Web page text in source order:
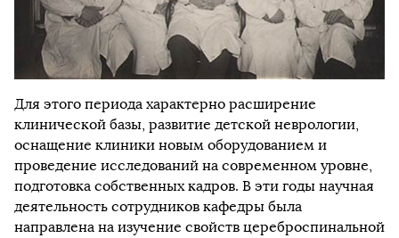
Для этого периода характерно расширение
клинической базы, развитие детской неврологии,
оснащение клиники новым оборудованием и
проведение исследований на современном уровне,
подготовка собственных кадров. В эти годы научная
деятельность сотрудников кафедры была
направлена на изучение свойств цереброспинальной